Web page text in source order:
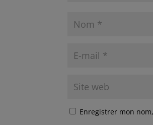
Enregistrer mon